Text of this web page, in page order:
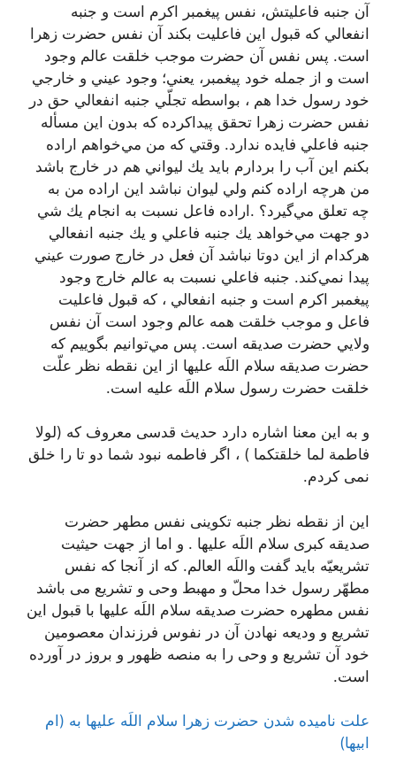
آن جنبه فاعليتش، نفس پيغمبر اكرم است و جنبه
انفعالي كه قبول اين فاعليت بكند آن نفس حضرت زهرا
است. پس نفس آن حضرت موجب خلقت عالم وجود
است و از جمله خود پيغمبر، يعني؛ وجود عيني و خارجي
خود رسول خدا هم ، بواسطه تجلّي جنبه انفعالي حق در
نفس حضرت زهرا تحقق پيداكرده كه بدون اين مسأله
جنبه فاعلي فايده ندارد. وقتي كه من مي‌خواهم اراده
بكنم اين آب را بردارم بايد يك ليواني هم در خارج باشد
من هرچه اراده كنم ولي ليوان نباشد اين اراده من به
چه تعلق مي‌گيرد؟‌ .اراده فاعل نسبت به انجام يك شي
دو جهت مي‌خواهد يك جنبه فاعلي و يك جنبه انفعالي
هركدام از اين دوتا نباشد آن فعل در خارج صورت عيني
پيدا نمي‌كند. جنبه فاعلي نسبت به عالم خارج وجود
پيغمبر اكرم است و جنبه انفعالي ، که قبول فاعلیت
فاعل و موجب خلقت همه عالم وجود است آن نفس
ولايي حضرت صديقه است. پس مي‌توانيم بگوييم كه
حضرت صديقه سلام اللَه عليها از اين نقطه نظر علّت
خلقت حضرت رسول سلام اللَه عليه است.
و به این معنا اشاره دارد حدیث قدسی معروف که (لولا
فاطمة لما خلقتکما ) ، اگر فاطمه نبود شما دو تا را خلق
نمی کردم.
این از نقطه نظر جنبه تکوینی نفس مطهر حضرت
صدیقه کبری سلام اللَه علیها . و اما از جهت حیثیت
تشریعیّه باید گفت واللَه العالم. که از آنجا که نفس
مطهّر رسول خدا محلّ و مهبط وحی و تشریع می باشد
نفس مطهره حضرت صدیقه سلام اللَه علیها با قبول این
تشریع و ودیعه نهادن آن در نفوس فرزندان معصومین
خود آن تشریع و وحی را به منصه ظهور و بروز در آورده
است.
علت نامیده شدن حضرت زهرا سلام اللَه عليها به (ام
ابیها)